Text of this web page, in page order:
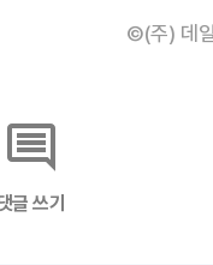
©(주) 데
글 쓰기